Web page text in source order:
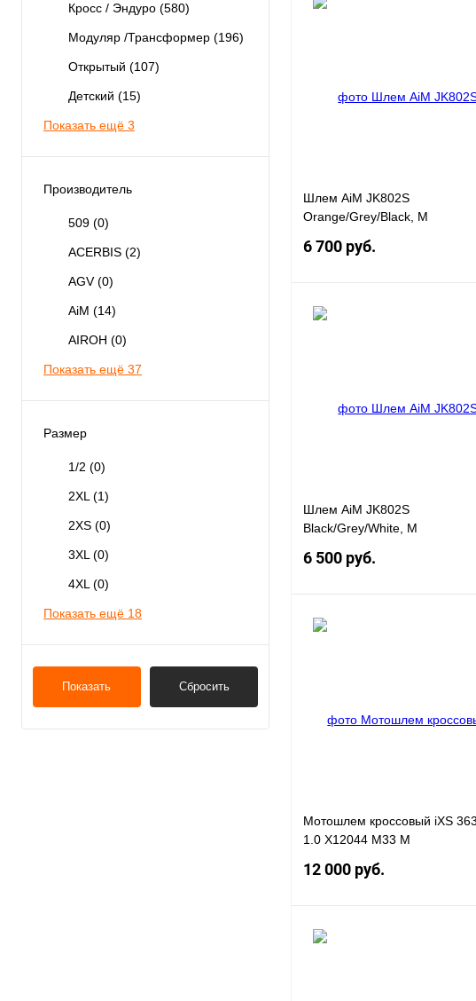
Кросс / Эндуро (580)
Модуляр /Трансформер (196)
Открытый (107)
Детский (15)
Показать ещё 3
Производитель
509 (0)
ACERBIS (2)
AGV(0)
AiM (14)
AIROH (0)
Показать ещё 37
Размер
1/2 (0)
2XL (1)
2XS (0)
3XL (0)
4XL (0)
Показать ещё 18
Показать Сбросить
В избранное Под заказ
Шлем AiM JK802S
Orange/Grey/Black, M
6 700 руб.
В избранное Под заказ
Шлем AiM JK802S
Black/Grey/White, M
6 500 руб.
В избранное Под заказ
Мотошлем кроссовый iXS 363
1.0 X12044 M33 M
12 000 руб.